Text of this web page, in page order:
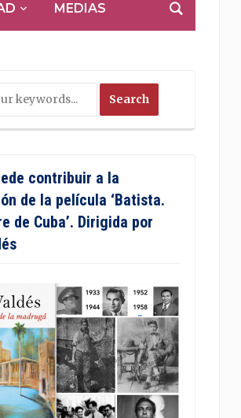
MEDIAS
contribuir a la
de la película ‘Batista.
de Cuba’. Dirigida por